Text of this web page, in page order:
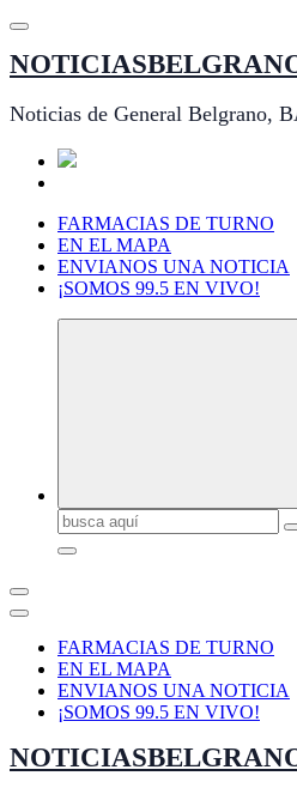
Saltar
contenido
Noticias de General Belgrano,
FARMACIAS DE TURNO
EN EL MAPA
ENVIANOS UNA NOTICIA
¡SOMOS 99.5 EN VIVO!
Buscar:
FARMACIAS DE TURNO
EN EL MAPA
ENVIANOS UNA NOTICIA
¡SOMOS 99.5 EN VIVO!